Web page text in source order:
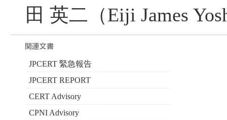
田 英二（Eiji James
JPCERT 緊急報告
JPCERT REPORT
CERT Advisory
CPNI Advisory